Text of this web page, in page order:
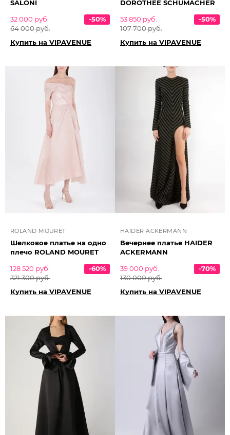
SALONI
32 000 руб.
64 000 руб.
-50%
Купить на VIPAVENUE
DOROTHEE SCHUMACHER
53 850 руб.
107 700 руб.
-50%
Купить на VIPAVENUE
ROLAND MOURET
Шелковое платье на одно
плечо ROLAND MOURET
128 520 руб.
321 300 руб.
-60%
Купить на VIPAVENUE
HAIDER ACKERMANN
Вечернее платье HAIDER
ACKERMANN
39 000 руб.
130 000 руб.
-70%
Купить на VIPAVENUE